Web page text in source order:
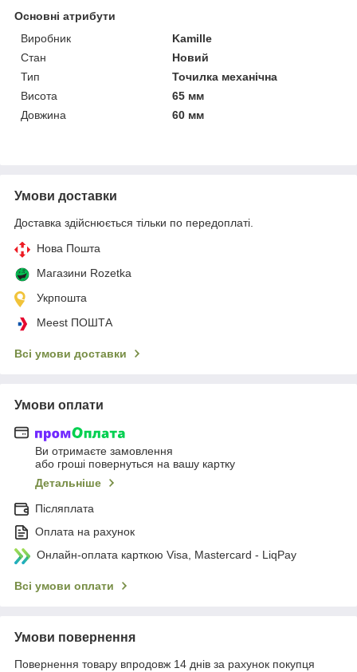
Основні атрибути
Виробник
Kamille
Стан
Новий
Тип
Точилка механічна
Висота
65 мм
Довжина
60 мм
Умови доставки
Доставка здійснюється тільки по передоплаті.
Нова Пошта
Магазини Rozetka
Укрпошта
Meest ПОШТА
Всі умови доставки
Умови оплати
Ви отримаєте замовлення
або гроші повернуться на вашу картку
Детальніше
Післяплата
Оплата на рахунок
Онлайн-оплата карткою Visa, Mastercard - LiqPay
Всі умови оплати
Умови повернення
Повернення товару впродовж 14 днів за рахунок покупця